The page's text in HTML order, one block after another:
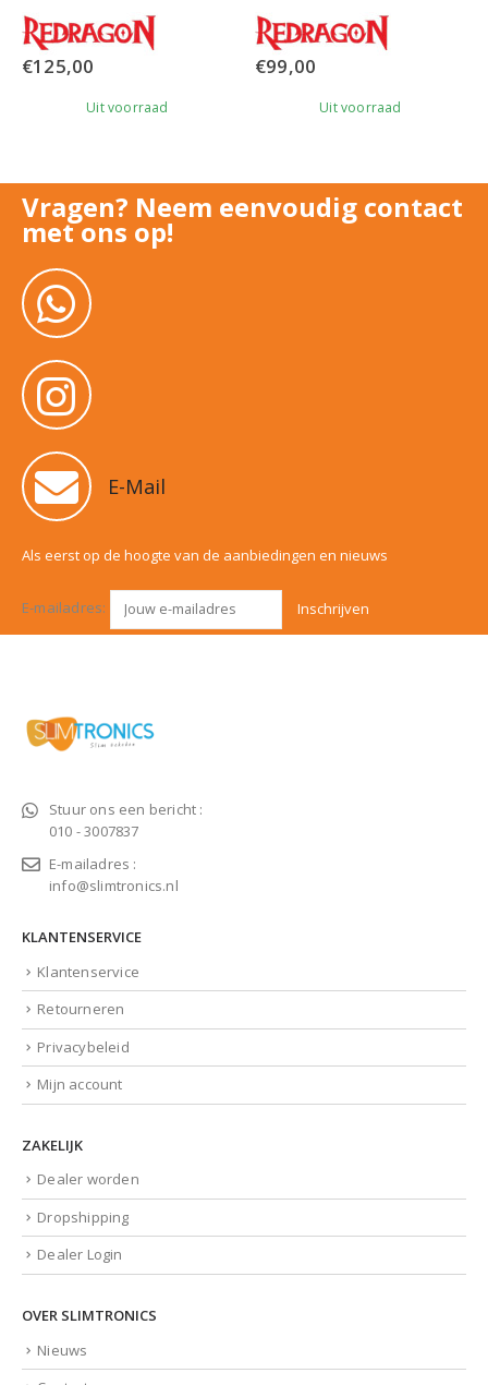
€125,00
Uit voorraad
€99,00
Uit voorraad
Vragen? Neem eenvoudig contact
met ons op!
E-Mail
Als eerst op de hoogte van de aanbiedingen en nieuws
E-mailadres:
Stuur ons een bericht :
010 - 3007837
E-mailadres :
info@slimtronics.nl
KLANTENSERVICE
Klantenservice
Retourneren
Privacybeleid
Mijn account
ZAKELIJK
Dealer worden
Dropshipping
Dealer Login
OVER SLIMTRONICS
Nieuws